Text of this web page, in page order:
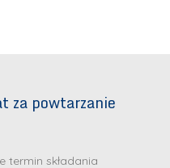
za powtarzanie
termin składania